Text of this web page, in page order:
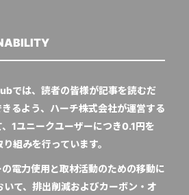
では、読者の皆様が記事を読むだ
るよう、ハーチ株式会社が運営する
、1ユニークユーザーにつき0.1円を
組みを行っています。
電力使用と取材活動のための移動に
て、排出削減およびカーボン・オ